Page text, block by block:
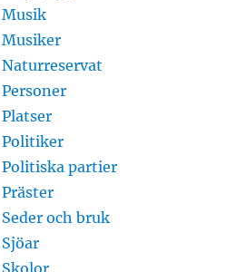
Musik
Musiker
Naturreservat
Personer
Platser
Politiker
Politiska partier
Präster
Seder och bruk
Sjöar